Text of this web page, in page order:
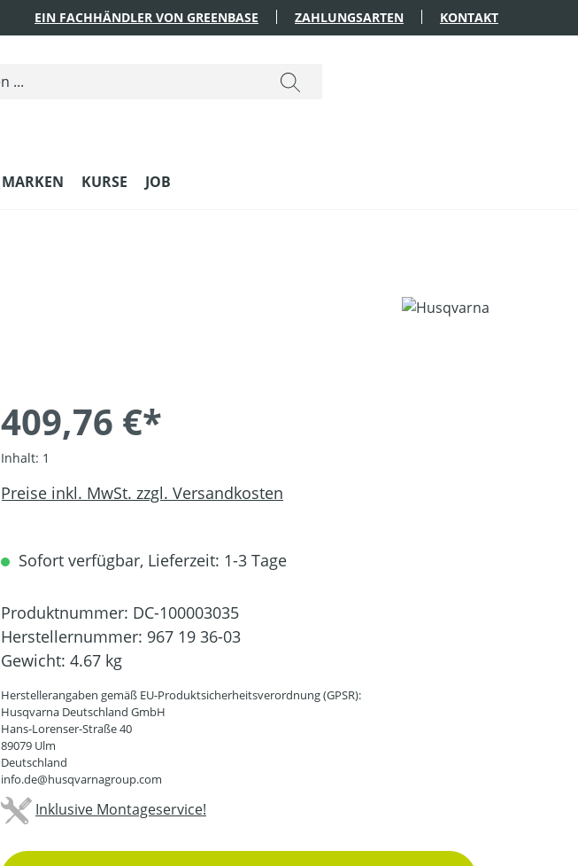
EIN FACHHÄNDLER VON GREENBASE ZAHLUNGSARTEN KONTAKT
MARKEN KURSE JOB
409,76 €*
Inhalt: 1
Preise inkl. MwSt. zzgl. Versandkosten
Sofort verfügbar, Lieferzeit: 1-3 Tage
Produktnummer: DC-100003035
Herstellernummer: 967 19 36-03
Gewicht: 4.67 kg
Herstellerangaben gemäß EU-Produktsicherheitsverordnung (GPSR):
Husqvarna Deutschland GmbH
Hans-Lorenser-Straße 40
89079 Ulm
Deutschland
info.de@husqvarnagroup.com
Inklusive Montageservice!